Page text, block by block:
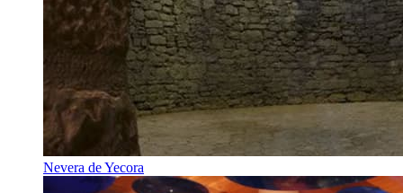
Nevera de Yecora